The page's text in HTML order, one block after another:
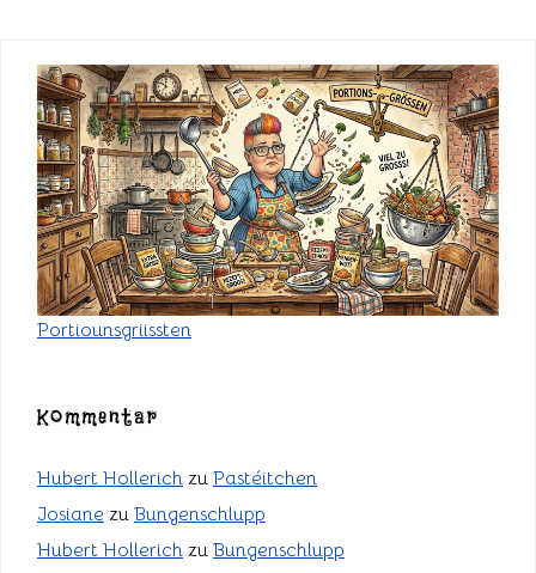
Portiounsgriissten
Kommentar
Hubert Hollerich zu Pastéitchen
Josiane zu Bungenschlupp
Hubert Hollerich zu Bungenschlupp